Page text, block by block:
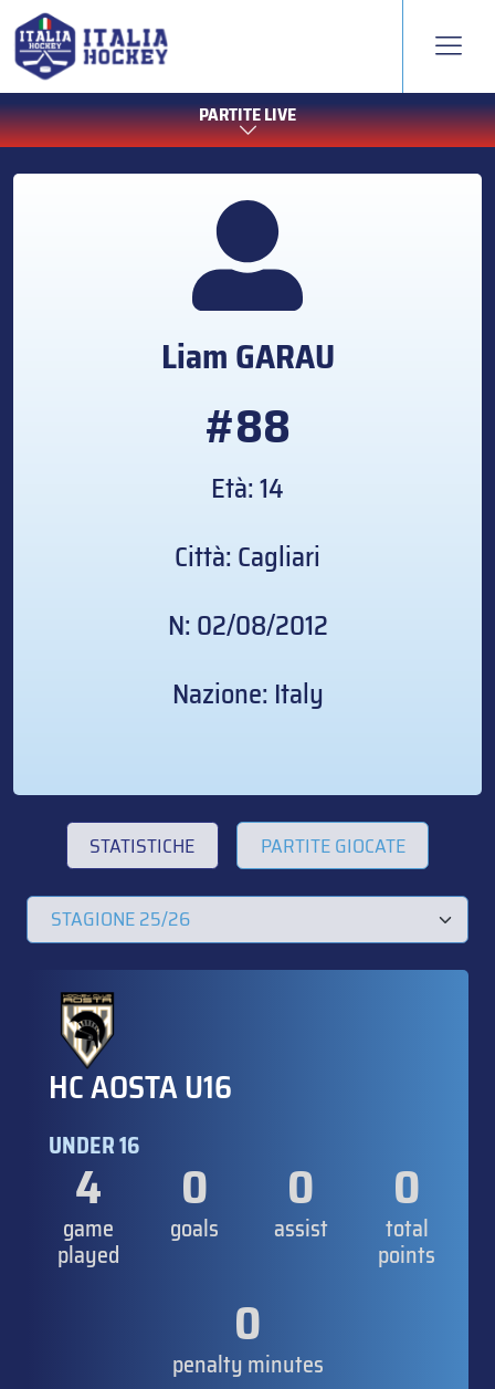
PARTITE LIVE
LiamGARAU
#88
Età: 14
Città: Cagliari
N: 02/08/2012
Nazione: Italy
STATISTICHE PARTITE GIOCATE
HC AOSTA U16
UNDER 16
4
game
played
0
goals
0
assist
0
total
points
0
penalty minutes